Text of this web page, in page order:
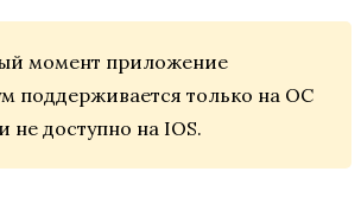
момент приложение
поддерживается только на ОС
не доступно на IOS.